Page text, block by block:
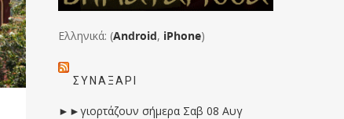
Ελληνικά: (Android, iPhone)
ΣΥΝΑΞΆΡΙ
►►γιορτάζουν σήμερα Σαβ 08 Αυγ